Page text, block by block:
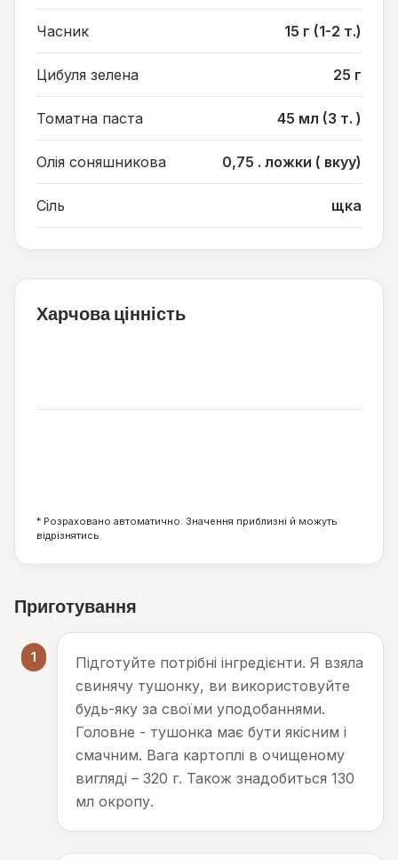
Часник 15 г (1-2 т.)
Цибуля зелена 25 г
Томатна паста 45 мл (3 т. )
Олія соняшникова 0,75 . ложки ( вкуу)
Сіль щка
Харчова цінність
* Розраховано автоматично. Значення приблизні й можуть
відрізнятись.
Приготування
1
Підготуйте потрібні інгредієнти. Я взяла
свинячу тушонку, ви використовуйте
будь-яку за своїми уподобаннями.
Головне - тушонка має бути якісним і
смачним. Вага картоплі в очищеному
вигляді – 320 г. Також знадобиться 130
мл окропу.